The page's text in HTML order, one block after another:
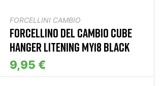
FORCELLINI CAMBIO
FORCELLINO DEL CAMBIO CUBE
HANGER LITENING MY18 BLACK
9,95 €